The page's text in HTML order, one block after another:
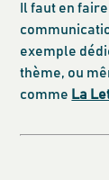
Il faut en
exemple
thème, ou
comme La